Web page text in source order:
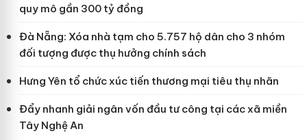
quy mô gần 300 tỷ đồng
Đà Nẵng: Xóa nhà tạm cho 5.757 hộ dân cho 3 nhóm
đối tượng được thụ hưởng chính sách
Hưng Yên tổ chức xúc tiến thương mại tiêu thụ nhãn
Đẩy nhanh giải ngân vốn đầu tư công tại các xã miền
Tây Nghệ An